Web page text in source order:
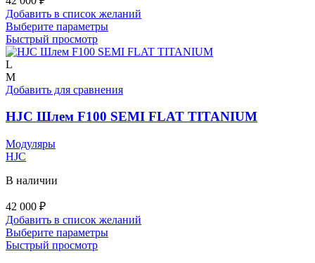
Добавить в список желаний
Выберите параметрыЭтот
имеет
Опции
выбрать
Быстрый просмотр
L
M
Добавить для сравнения
HJC Шлем F100 SEMI FLAT TITANIUM
Модуляры
HJC
В наличии
42 000 ₽
Добавить в список желаний
Выберите параметрыЭтот
Быстрый просмотр